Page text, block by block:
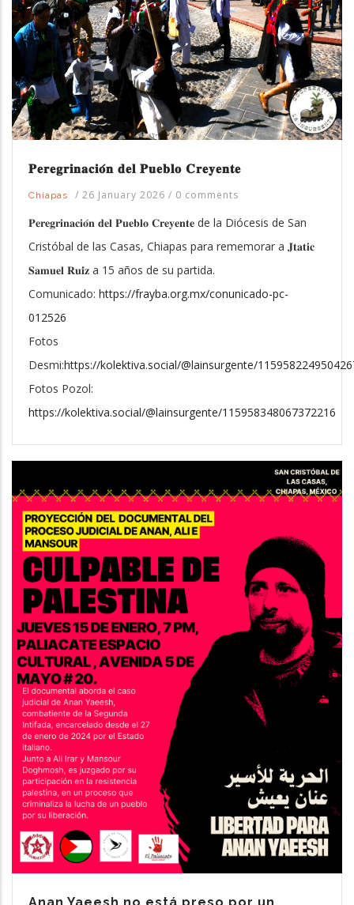
𝐏𝐞𝐫𝐞𝐠𝐫𝐢𝐧𝐚𝐜𝐢𝐨́𝐧 𝐝𝐞𝐥 𝐏𝐮𝐞𝐛𝐥𝐨 𝐂𝐫𝐞𝐲𝐞𝐧𝐭𝐞
Chiapas / 26 January 2026 / 0 comments
𝐏𝐞𝐫𝐞𝐠𝐫𝐢𝐧𝐚𝐜𝐢𝐨́𝐧 𝐝𝐞𝐥 𝐏𝐮𝐞𝐛𝐥𝐨 𝐂𝐫𝐞𝐲𝐞𝐧𝐭𝐞 de la Diócesis de San
Cristóbal de las Casas, Chiapas para rememorar a 𝐉𝐭𝐚𝐭𝐢𝐜
𝐒𝐚𝐦𝐮𝐞𝐥 𝐑𝐮𝐢́𝐳 a 15 años de su partida.
Comunicado: https://frayba.org.mx/conunicado-pc-
012526
Fotos
Desmi:https://kolektiva.social/@lainsurgente/
Fotos Pozol:
https://kolektiva.social/@lainsurgente/115958348067372216